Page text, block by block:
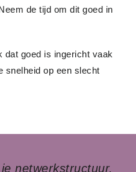
de tijd om dit goed in
dat goed is ingericht vaak
snelheid op een slecht
netwerkstructuur,